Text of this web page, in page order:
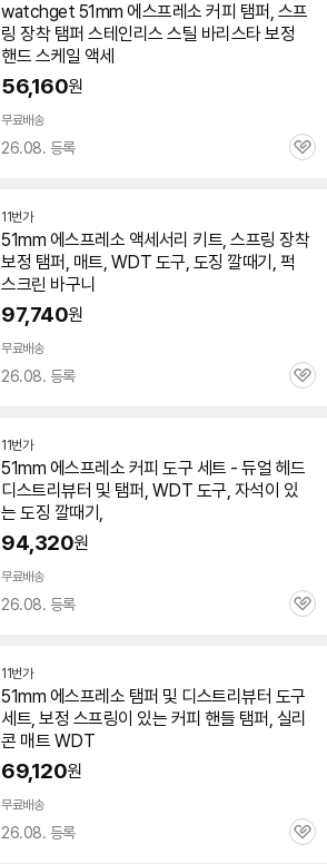
watchget 51mm 에스프레소 커피 탬퍼, 스프
링 장착 탬퍼 스테인리스 스틸 바리스타 보정
핸드 스케일 액세
56,160원
무료배송
26.08. 등록
관
11번가
51mm 에스프레소 액세서리 키트, 스프링 장착
보정 탬퍼, 매트, WDT 도구, 도징 깔때기, 퍽
스크린 바구니
97,740원
무료배송
26.08. 등록
관
11번가
51mm 에스프레소 커피 도구 세트 - 듀얼 헤드
디스트리뷰터 및 탬퍼, WDT 도구, 자석이 있
는 도징 깔때기,
94,320원
무료배송
26.08. 등록
관
11번가
51mm 에스프레소 탬퍼 및 디스트리뷰터 도구
세트, 보정 스프링이 있는 커피 핸들 탬퍼, 실리
콘 매트 WDT
69,120원
무료배송
26.08. 등록
관